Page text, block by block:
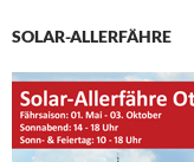
SOLAR-ALLERFÄHRE